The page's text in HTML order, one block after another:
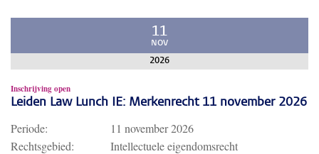
11
NOV
2026
Inschrijving open
Leiden Law Lunch IE: Merkenrecht 11 november 2026
Periode:
11 november 2026
Rechtsgebied:
Intellectuele eigendomsrecht